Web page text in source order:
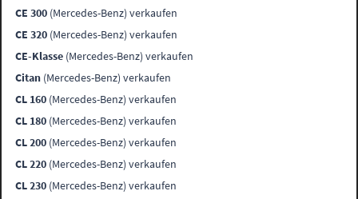
CE 300 (Mercedes-Benz) verkaufen
CE 320 (Mercedes-Benz) verkaufen
CE-Klasse (Mercedes-Benz) verkaufen
Citan (Mercedes-Benz) verkaufen
CL 160 (Mercedes-Benz) verkaufen
CL 180 (Mercedes-Benz) verkaufen
CL 200 (Mercedes-Benz) verkaufen
CL 220 (Mercedes-Benz) verkaufen
CL 230 (Mercedes-Benz) verkaufen